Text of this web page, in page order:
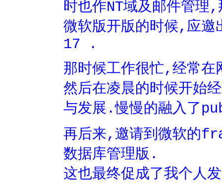
时也作NT域及邮件管理
微软版开版的时候,应
17 .
那时候工作很忙,经常在
然后在凌晨的时候开始
与发展.慢慢的融入了
再后来,邀请到微软的
数据库管理版.
这也最终促成了我个人